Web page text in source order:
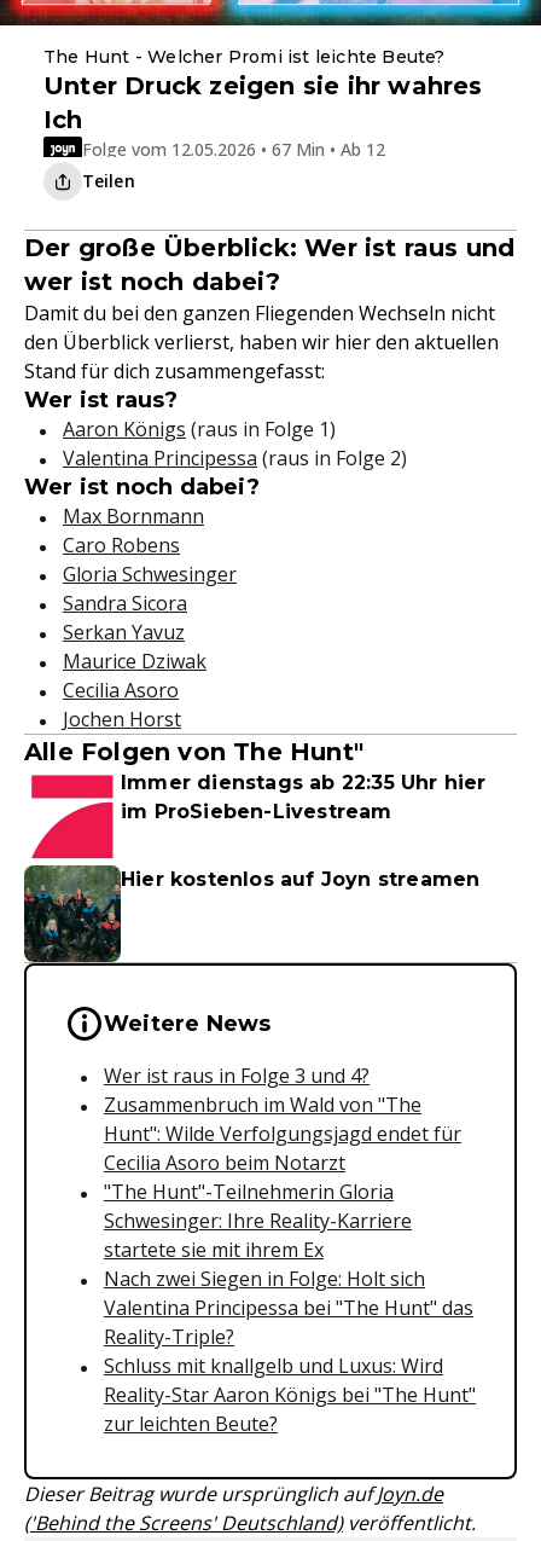
The Hunt - Welcher Promi ist leichte Beute?
Unter Druck zeigen sie ihr wahres
Ich
Folge vom 12.05.2026 • 67 Min • Ab 12
Teilen
Der große Überblick: Wer ist raus und
wer ist noch dabei?
Damit du bei den ganzen Fliegenden Wechseln nicht
den Überblick verlierst, haben wir hier den aktuellen
Stand für dich zusammengefasst:
Wer ist raus?
Aaron Königs (raus in Folge 1)
Valentina Principessa (raus in Folge 2)
Wer ist noch dabei?
Max Bornmann
Caro Robens
Gloria Schwesinger
Sandra Sicora
Serkan Yavuz
Maurice Dziwak
Cecilia Asoro
Jochen Horst
Alle Folgen von The Hunt"
Immer dienstags ab 22:35 Uhr hier
im ProSieben-Livestream
Hier kostenlos auf Joyn streamen
Wichtige Hinweise &
Weitere News
Wer ist raus in Folge 3 und 4?
Zusammenbruch im Wald von "The
Hunt": Wilde Verfolgungsjagd endet für
Cecilia Asoro beim Notarzt
"The Hunt"-Teilnehmerin Gloria
Schwesinger: Ihre Reality-Karriere
startete sie mit ihrem Ex
Nach zwei Siegen in Folge: Holt sich
Valentina Principessa bei "The Hunt" das
Reality-Triple?
Schluss mit knallgelb und Luxus: Wird
Reality-Star Aaron Königs bei "The Hunt"
zur leichten Beute?
Dieser Beitrag wurde ursprünglich aufJoyn.de
('Behind the Screens' Deutschland)veröffentlicht.